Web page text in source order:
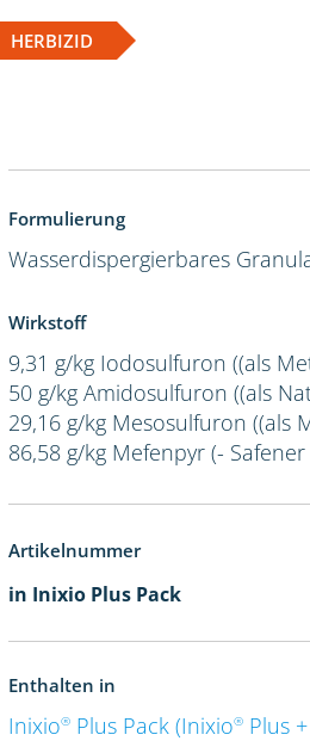
HERBIZID
Formulierung
Wasserdispergierbares
Wirkstoff
9,31 g/kg Iodosulfuron ((als
50 g/kg Amidosulfuron ((als
29,16 g/kg Mesosulfuron ((als
86,58 g/kg Mefenpyr (-
Artikelnummer
in Inixio Plus Pack
Enthalten in
Inixio® Plus Pack (Inixio® Plus